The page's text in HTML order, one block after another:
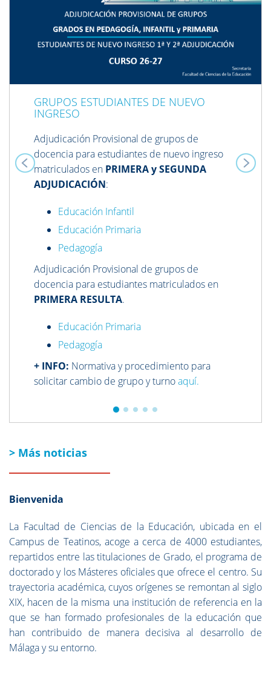
GRUPOS ESTUDIANTES DE NUEVO
INGRESO
Adjudicación Provisional de grupos de
docencia para estudiantes de nuevo ingreso
matriculados en PRIMERA y SEGUNDA
ADJUDICACIÓN:
Educación Infantil
Educación Primaria
Pedagogía
Adjudicación Provisional de grupos de
docencia para estudiantes matriculados en
PRIMERA RESULTA.
Educación Primaria
Pedagogía
+ INFO: Normativa y procedimiento para
solicitar cambio de grupo y turnoaquí.
> Más noticias
Bienvenida
La Facultad de Ciencias de la Educación, ubicada en el
Campus de Teatinos, acoge a cerca de 4000 estudiantes,
repartidos entre las titulaciones de Grado, el programa de
doctorado y los Másteres oficiales que ofrece el centro. Su
trayectoria académica, cuyos orígenes se remontan al siglo
XIX, hacen de la misma una institución de referencia en la
que se han formado profesionales de la educación que
han contribuido de manera decisiva al desarrollo de
Málaga y su entorno.